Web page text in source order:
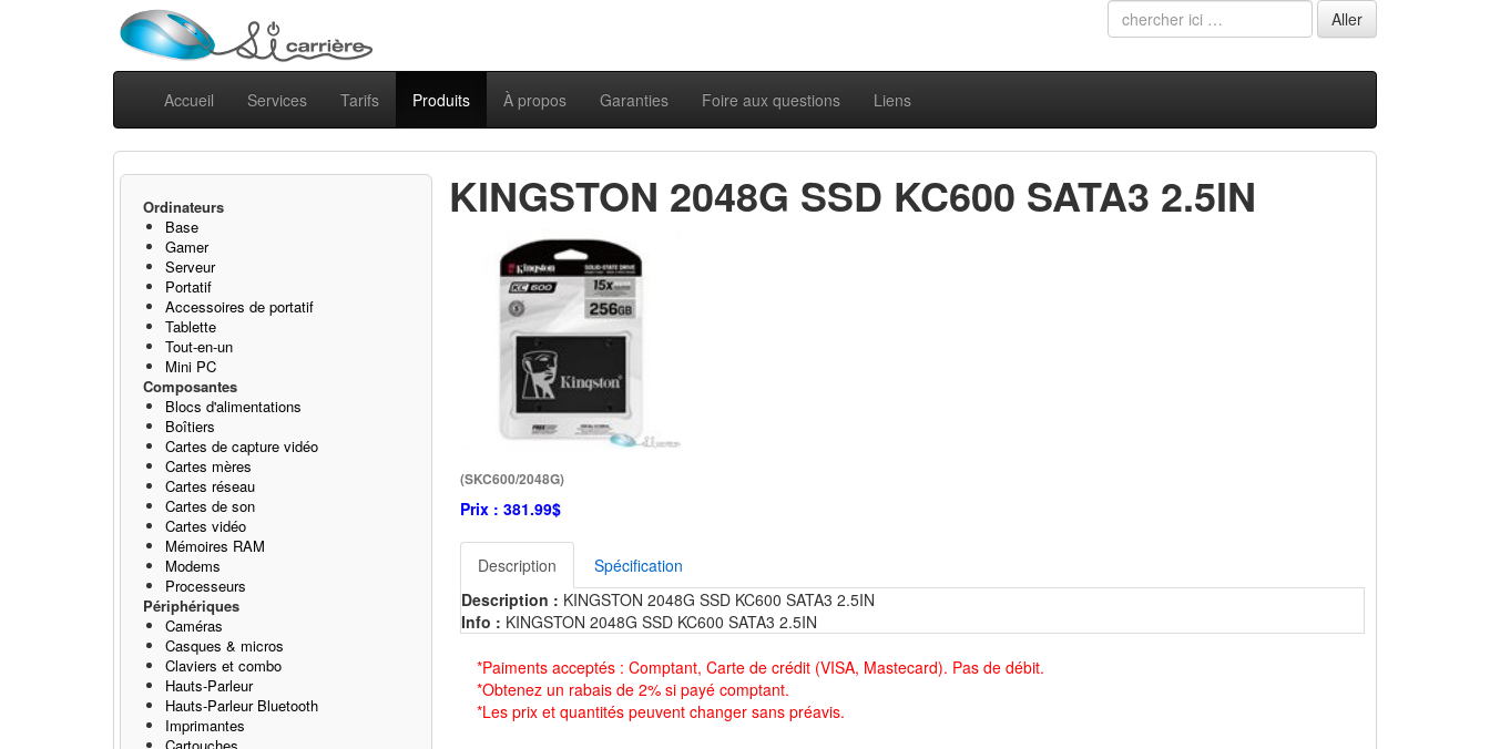
Accueil Services Tarifs Produits À propos Garanties Foire aux questions Liens
Ordinateurs
Base
Gamer
Serveur
Portatif
Accessoires de portatif
Tablette
Tout-en-un
Mini PC
Composantes
Blocs d'alimentations
Boîtiers
Cartes de capture vidéo
Cartes mères
Cartes réseau
Cartes de son
Cartes vidéo
Mémoires RAM
Modems
Processeurs
Périphériques
Caméras
Casques & micros
Claviers et combo
Hauts-Parleur
Hauts-Parleur Bluetooth
Imprimantes
KINGSTON 2048G SSD KC600 SATA3 2.5IN
(SKC600/2048G)
Prix : 381.99$
Description
Spécification
Description : KINGSTON 2048G SSD KC600 SATA3 2.5IN
Info : KINGSTON 2048G SSD KC600 SATA3 2.5IN
*Paiments acceptés : Comptant, Carte de crédit (VISA, Mastecard). Pas de débit.
*Obtenez un rabais de 2% si payé comptant.
*Les prix et quantités peuvent changer sans préavis.